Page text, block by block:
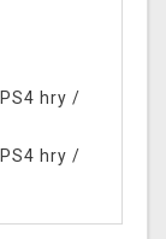
PS4 hry /
PS4 hry /